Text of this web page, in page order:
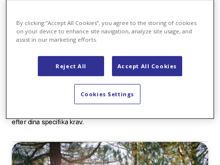
Energihantering innebär stora utmaningar för marknadsaktörerna.
För att på ett optimalt sätt kunna möta energibehov erbjuder Axpo
efter dina specifika krav.
By clicking “Accept All Cookies”, you agree to the storing of cookies
on your device to enhance site navigation, analyze site usage, and
assist in our marketing efforts.
Reject All Accept All Cookies
Cookies Settings